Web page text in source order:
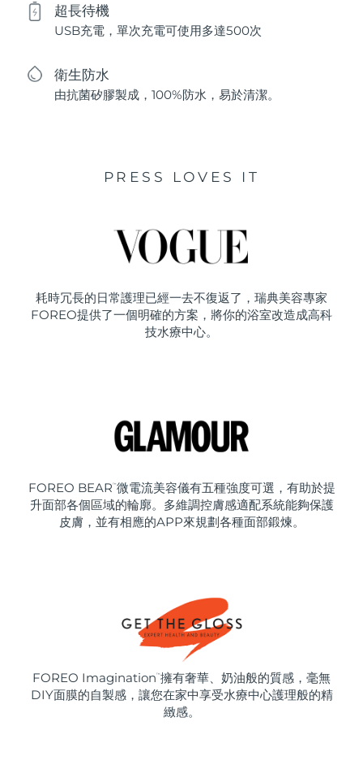
超長待機
USB充電，單次充電可使用多達500次
衛生防水
由抗菌矽膠製成，100%防水，易於清潔。
PRESS LOVES IT
耗時冗長的日常護理已經一去不復返了，瑞典美容專家
FOREO提供了一個明確的方案，將你的浴室改造成高科
技水療中心。
FOREO BEAR ™ 微電流美容儀有五種強度可選，有助於提
升面部各個區域的輪廓。多維調控膚感適配系統能夠保護
皮膚，並有相應的APP來規劃各種面部鍛煉。
FOREO Imagination ™ 擁有奢華、奶油般的質感，毫無
DIY面膜的自製感，讓您在家中享受水療中心護理般的精
緻感。